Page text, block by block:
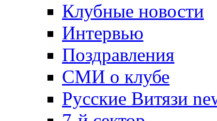
Клубные новости
Интервью
Поздравления
СМИ о клубе
Русские Витязи